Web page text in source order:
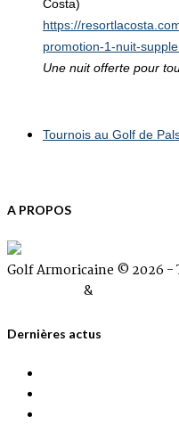
Costa)
https://
promotion-1-nuit-
Une nuit offerte pour
Tournois au Golf de
A PROPOS
Golf Armoricaine © 2026 -
&
Dernières actus